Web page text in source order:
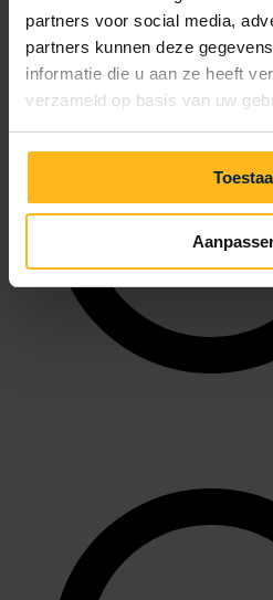
partners voor social media,
partners kunnen deze
informatie die u aan ze heeft
verzameld op basis van uw